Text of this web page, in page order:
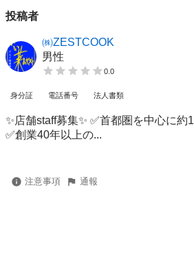
投稿者
㈱ZESTCOOK
男性
0.0
身分証 電話番号 法人書類
✨店舗staff募集✨ ✅首都圏を中心に約
✅創業40年以上の...
注意事項 通報